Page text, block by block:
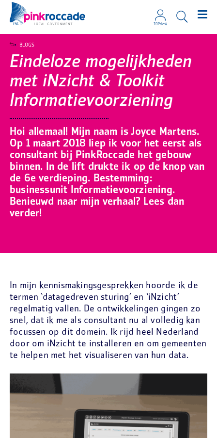
TOPdesk
Eindeloze mogelijkheden
met iNzicht & Toolkit
Informatievoorziening
Hoi allemaal! Mijn naam is Joyce Martens.
Op 1 maart 2018 liep ik voor het eerst als
consultant bij PinkRoccade het gebouw
binnen. In de lift drukte ik op de knop van
de 6e verdieping. Bestemming:
businessunit Informatievoorziening.
Benieuwd naar mijn verhaal? Lees dan
verder!
BLOGS
In mijn kennismakingsgesprekken hoorde ik de
termen ‘datagedreven sturing’ en ‘iNzicht’
regelmatig vallen. De ontwikkelingen gingen zo
snel, dat ik me als consultant nu al volledig kan
focussen op dit domein. Ik rijd heel Nederland
door om iNzicht te installeren en om gemeenten
te helpen met het visualiseren van hun data.